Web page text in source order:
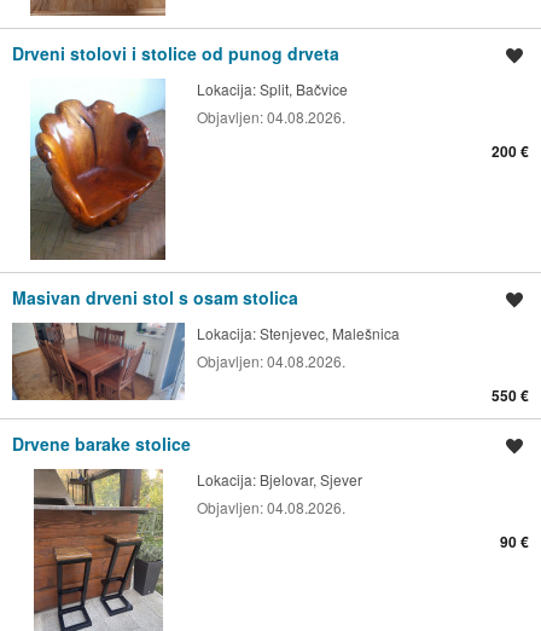
Drveni stolovi i stolice od punog drveta
Lokacija:Split, Bačvice
Objavljen:04.08.2026.
200 €
Masivan drveni stol s osam stolica
Lokacija:Stenjevec, Malešnica
Objavljen:04.08.2026.
550 €
Drvene barake stolice
Lokacija: Bjelovar, Sjever
Objavljen:04.08.2026.
90 €